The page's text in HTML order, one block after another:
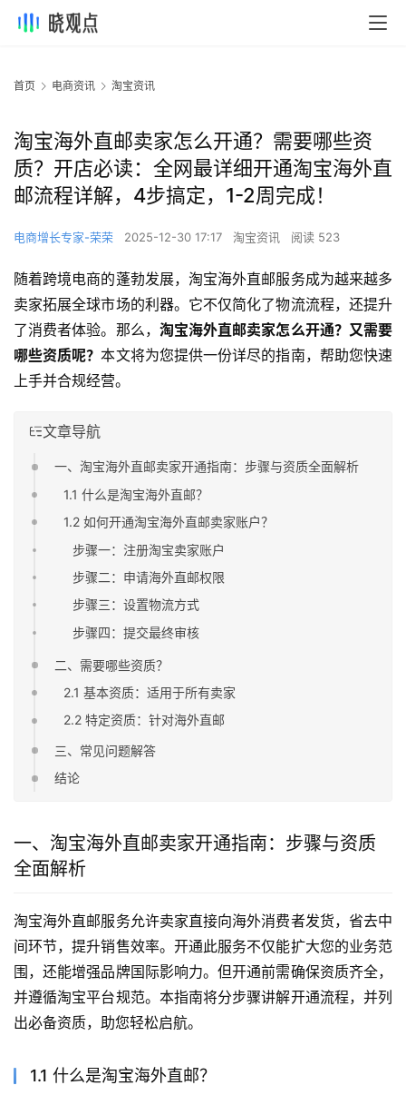
首页 电商资讯 淘宝资讯
淘宝海外直邮卖家怎么开通？需要哪些资
质？开店必读：全网最详细开通淘宝海外直
邮流程详解，4步搞定，1-2周完成！
电商增长专家-荣荣 2025-12-30 17:17 淘宝资讯 阅读 523
随着跨境电商的蓬勃发展，淘宝海外直邮服务成为越来越多
卖家拓展全球市场的利器。它不仅简化了物流流程，还提升
了消费者体验。那么， 淘宝海外直邮卖家怎么开通？又需要
哪些资质呢？本文将为您提供一份详尽的指南，帮助您快速
上手并合规经营。
文章导航
一、淘宝海外直邮卖家开通指南：步骤与资质全面解析
1.1 什么是淘宝海外直邮？
1.2 如何开通淘宝海外直邮卖家账户？
步骤一：注册淘宝卖家账户
步骤二：申请海外直邮权限
步骤三：设置物流方式
步骤四：提交最终审核
二、需要哪些资质？
2.1 基本资质：适用于所有卖家
2.2 特定资质：针对海外直邮
三、常见问题解答
结论
一、淘宝海外直邮卖家开通指南：步骤与资质
全面解析
淘宝海外直邮服务允许卖家直接向海外消费者发货，省去中
间环节，提升销售效率。开通此服务不仅能扩大您的业务范
围，还能增强品牌国际影响力。但开通前需确保资质齐全，
并遵循淘宝平台规范。本指南将分步骤讲解开通流程，并列
出必备资质，助您轻松启航。
1.1 什么是淘宝海外直邮？